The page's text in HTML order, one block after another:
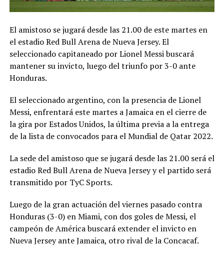
El amistoso se jugará desde las 21.00 de este martes en
el estadio Red Bull Arena de Nueva Jersey. El
seleccionado capitaneado por Lionel Messi buscará
mantener su invicto, luego del triunfo por 3-0 ante
Honduras.
El seleccionado argentino, con la presencia de Lionel
Messi, enfrentará este martes a Jamaica en el cierre de
la gira por Estados Unidos, la última previa a la entrega
de la lista de convocados para el Mundial de Qatar 2022.
La sede del amistoso que se jugará desde las 21.00 será el
estadio Red Bull Arena de Nueva Jersey y el partido será
transmitido por TyC Sports.
Luego de la gran actuación del viernes pasado contra
Honduras (3-0) en Miami, con dos goles de Messi, el
campeón de América buscará extender el invicto en
Nueva Jersey ante Jamaica, otro rival de la Concacaf.